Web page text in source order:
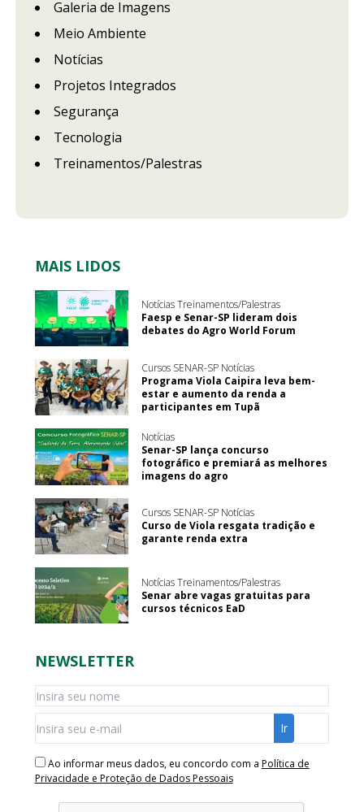
Galeria de Imagens
Meio Ambiente
Notícias
Projetos Integrados
Segurança
Tecnologia
Treinamentos/Palestras
MAIS LIDOS
Notícias Treinamentos/Palestras
Faesp e Senar-SP lideram dois
debates do Agro World Forum
Cursos SENAR-SP Notícias
Programa Viola Caipira leva bem-
estar e aumento da renda a
participantes em Tupã
Notícias
Senar-SP lança concurso
fotográfico e premiará as melhores
imagens do agro
Cursos SENAR-SP Notícias
Curso de Viola resgata tradição e
garante renda extra
Notícias Treinamentos/Palestras
Senar abre vagas gratuitas para
cursos técnicos EaD
NEWSLETTER
Ao informar meus dados, eu concordo com a Política de
Privacidade e Proteção de Dados Pessoais